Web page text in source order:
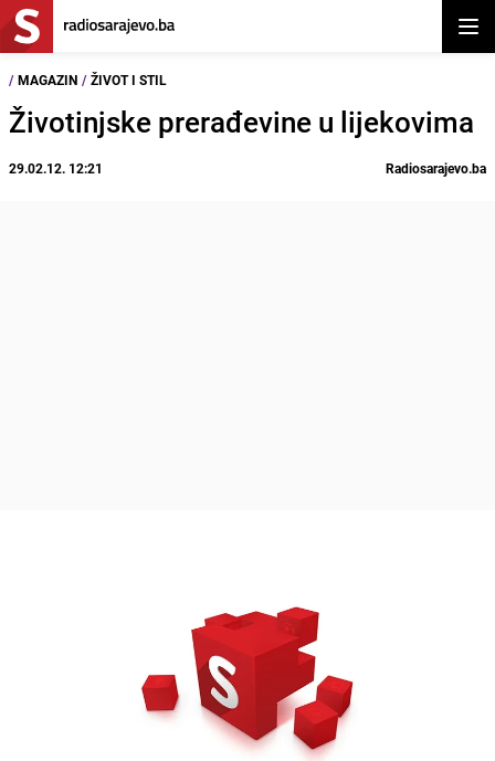
/ MAGAZIN / ŽIVOT I STIL
Životinjske prerađevine u lijekovima
29.02.12. 12:21 Radiosarajevo.ba